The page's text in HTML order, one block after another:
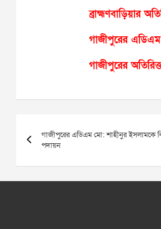
ব্রাহ্মণবাড়িয়ার
গাজীপুরের
গাজীপুরের
navigation
গাজীপুরের এডিএম মো: শাহীনুর ইসলামকে
পদায়ন